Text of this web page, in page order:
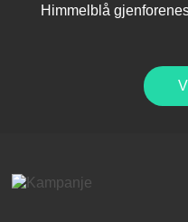
Himmelblå